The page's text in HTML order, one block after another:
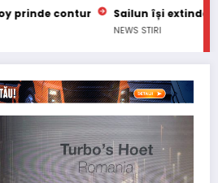
Sailun își extinde gama de